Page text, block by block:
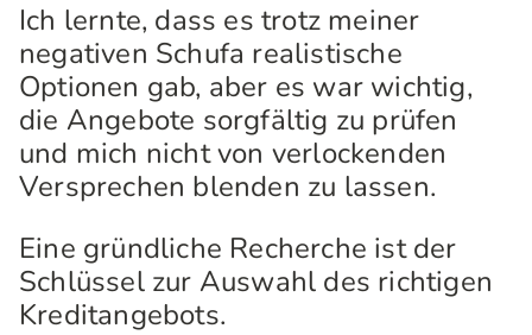
Ich lernte, dass es trotz meiner
negativen Schufa realistische
Optionen gab, aber es war wichtig,
die Angebote sorgfältig zu prüfen
und mich nicht von verlockenden
Versprechen blenden zu lassen.
Eine gründliche Recherche ist der
Schlüssel zur Auswahl des richtigen
Kreditangebots.